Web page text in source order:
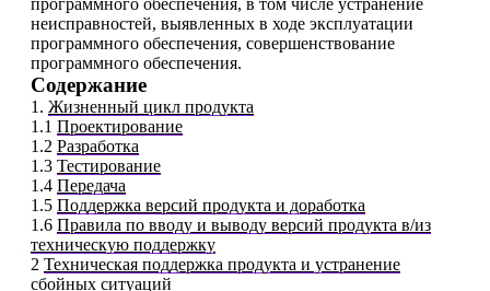
программного обеспечения, в том числе устранение
неисправностей, выявленных в ходе эксплуатации
программного обеспечения, совершенствование
программного обеспечения.
Содержание
1. Жизненный цикл продукта
1.1 Проектирование
1.2 Разработка
1.3 Тестирование
1.4 Передача
1.5 Поддержка версий продукта и доработка
1.6 Правила по вводу и выводу версий продукта в/из
техническую поддержку
2 Техническая поддержка продукта и устранение
сбойных ситуаций